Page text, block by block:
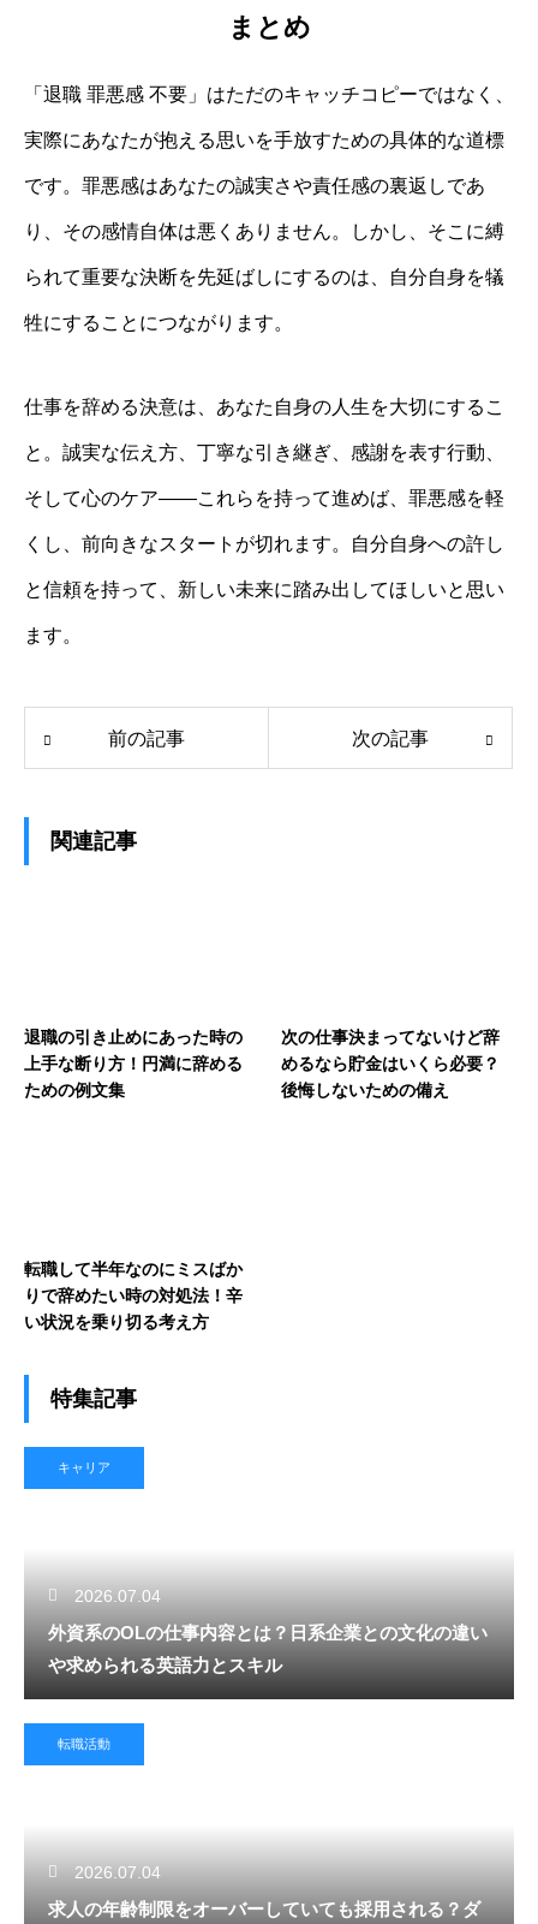
まとめ
「退職 罪悪感 不要」はただのキャッチコピーではなく、
実際にあなたが抱える思いを手放すための具体的な道標
です。罪悪感はあなたの誠実さや責任感の裏返しであ
り、その感情自体は悪くありません。しかし、そこに縛
られて重要な決断を先延ばしにするのは、自分自身を犠
牲にすることにつながります。
仕事を辞める決意は、あなた自身の人生を大切にするこ
と。誠実な伝え方、丁寧な引き継ぎ、感謝を表す行動、
そして心のケア――これらを持って進めば、罪悪感を軽
くし、前向きなスタートが切れます。自分自身への許し
と信頼を持って、新しい未来に踏み出してほしいと思い
ます。
前の記事 次の記事
関連記事
退職の引き止めにあった時の
上手な断り方！円満に辞める
ための例文集
次の仕事決まってないけど辞
めるなら貯金はいくら必要？
後悔しないための備え
転職して半年なのにミスばか
りで辞めたい時の対処法！辛
い状況を乗り切る考え方
特集記事
キャリア
2026.07.04
外資系のOLの仕事内容とは？日系企業との文化の違い
や求められる英語力とスキル
転職活動
2026.07.04
求人の年齢制限をオーバーしていても採用される？ダ